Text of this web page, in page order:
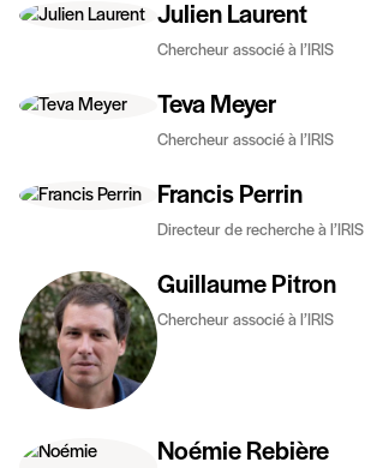
Julien Laurent
Chercheur associé à l’IRIS
Teva Meyer
Chercheur associé à l’IRIS
Francis Perrin
Directeur de recherche à l’IRIS
Guillaume Pitron
Chercheur associé à l’IRIS
Noémie Rebière